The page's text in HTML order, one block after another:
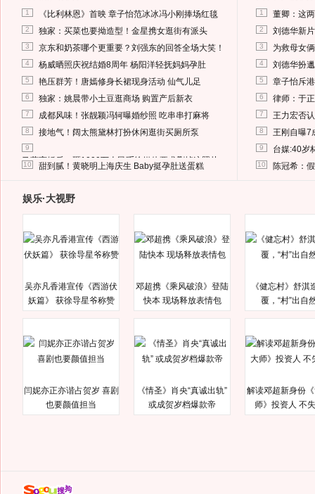
1 《比利林恩》首映 章子怡范冰冰冯小刚捧场红毯
2 独家：买菜也要拗造型！金星携女逛街有派头
3 京东和奶茶哪个更重要？刘强东的回答全场大笑！
4 杨威晒照庆祝结婚8周年 杨阳洋轻抚妈妈孕肚
5 艳压群芳！唐嫣修身长裙现身活动 仙气儿足
6 独家：姚晨带小土豆逛商场 购置产后新衣
7 成都风味！张靓颖冯轲曝婚纱照 吃串串打麻将
8 接地气！阔太熊黛林打扮休闲逛街买厕所泵
9
马蓉离婚后，砸1000万人民币给媒体要求删掉这照片
10 甜到腻！黄晓明上海庆生 Baby挺孕肚送蛋糕
1 董卿：这
2 刘德华新
3 为救母女
4 刘德华扮
5 章子怡斥
6 律师：于
7 王力宏否
8 王刚自曝7
9 台媒:40岁
10 陈冠希：
娱乐·大视野
吴亦凡香港宣传《西游伏
妖篇》 获徐导星爷称赞
邓超携《乘风破浪》登陆
快本 现场释放表情包
《健忘村》舒淇
覆，“村”出自
闫妮亦正亦谐占贺岁 喜剧
也要颜值担当
《情圣》肖央“真诚出轨”
或成贺岁档爆款帝
解读邓超新身份
师》投资人 不